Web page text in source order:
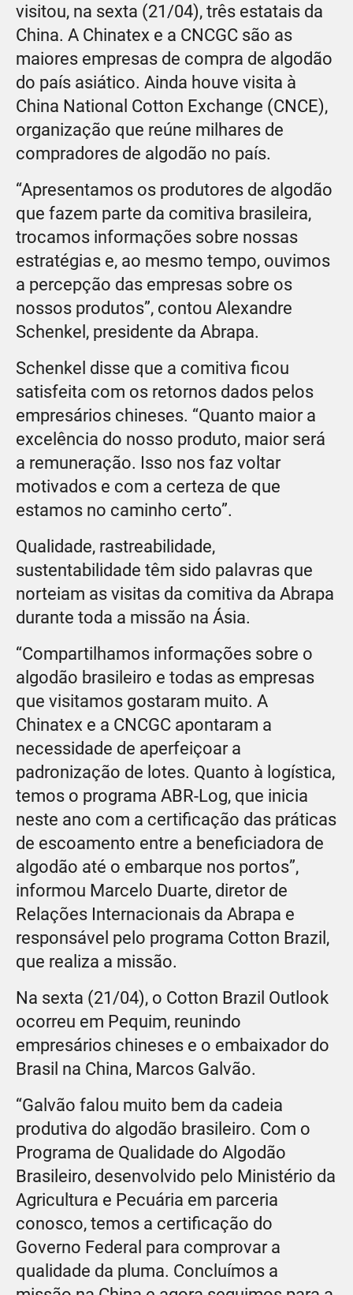
visitou, na sexta (21/04), três estatais da
China. A Chinatex e a CNCGC são as
maiores empresas de compra de algodão
do país asiático. Ainda houve visita à
China National Cotton Exchange (CNCE),
organização que reúne milhares de
compradores de algodão no país.
“Apresentamos os produtores de algodão
que fazem parte da comitiva brasileira,
trocamos informações sobre nossas
estratégias e, ao mesmo tempo, ouvimos
a percepção das empresas sobre os
nossos produtos”, contou Alexandre
Schenkel, presidente da Abrapa.
Schenkel disse que a comitiva ficou
satisfeita com os retornos dados pelos
empresários chineses. “Quanto maior a
excelência do nosso produto, maior será
a remuneração. Isso nos faz voltar
motivados e com a certeza de que
estamos no caminho certo”.
Qualidade, rastreabilidade,
sustentabilidade têm sido palavras que
norteiam as visitas da comitiva da Abrapa
durante toda a missão na Ásia.
“Compartilhamos informações sobre o
algodão brasileiro e todas as empresas
que visitamos gostaram muito. A
Chinatex e a CNCGC apontaram a
necessidade de aperfeiçoar a
padronização de lotes. Quanto à logística,
temos o programa ABR-Log, que inicia
neste ano com a certificação das práticas
de escoamento entre a beneficiadora de
algodão até o embarque nos portos”,
informou Marcelo Duarte, diretor de
Relações Internacionais da Abrapa e
responsável pelo programa Cotton Brazil,
que realiza a missão.
Na sexta (21/04), o Cotton Brazil Outlook
ocorreu em Pequim, reunindo
empresários chineses e o embaixador do
Brasil na China, Marcos Galvão.
“Galvão falou muito bem da cadeia
produtiva do algodão brasileiro. Com o
Programa de Qualidade do Algodão
Brasileiro, desenvolvido pelo Ministério da
Agricultura e Pecuária em parceria
conosco, temos a certificação do
Governo Federal para comprovar a
qualidade da pluma. Concluímos a